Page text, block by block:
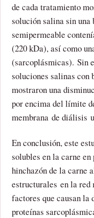
de cada tratamiento
solución salina sin
semipermeable
(220 kDa), así como
(sarcoplásmicas). Sin
soluciones salinas con
mostraron una
por encima del límite
membrana de diálisis
En conclusión, este
solubles en la carne
hinchazón de la carne
estructurales en la
factores que causan la
proteínas